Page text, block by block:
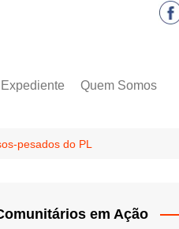
Expediente Quem Somos
pesados do PL
em Ação